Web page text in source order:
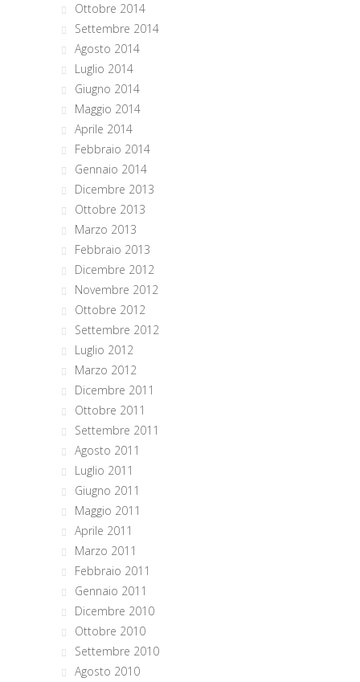
Ottobre 2014
Settembre 2014
Agosto 2014
Luglio 2014
Giugno 2014
Maggio 2014
Aprile 2014
Febbraio 2014
Gennaio 2014
Dicembre 2013
Ottobre 2013
Marzo 2013
Febbraio 2013
Dicembre 2012
Novembre 2012
Ottobre 2012
Settembre 2012
Luglio 2012
Marzo 2012
Dicembre 2011
Ottobre 2011
Settembre 2011
Agosto 2011
Luglio 2011
Giugno 2011
Maggio 2011
Aprile 2011
Marzo 2011
Febbraio 2011
Gennaio 2011
Dicembre 2010
Ottobre 2010
Settembre 2010
Agosto 2010